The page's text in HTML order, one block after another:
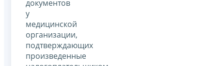
документов
у
медицинской
организации,
подтверждающих
произведенные